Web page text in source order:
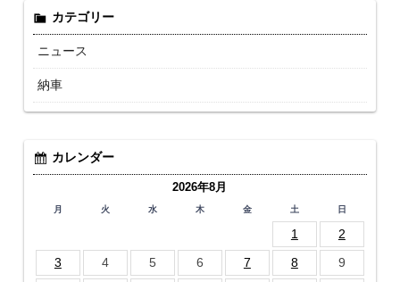
カテゴリー
ニュース
納車
カレンダー
2026年8月
月 火 水 木 金 土 日
1
2
3
4 5 6 7 8
9